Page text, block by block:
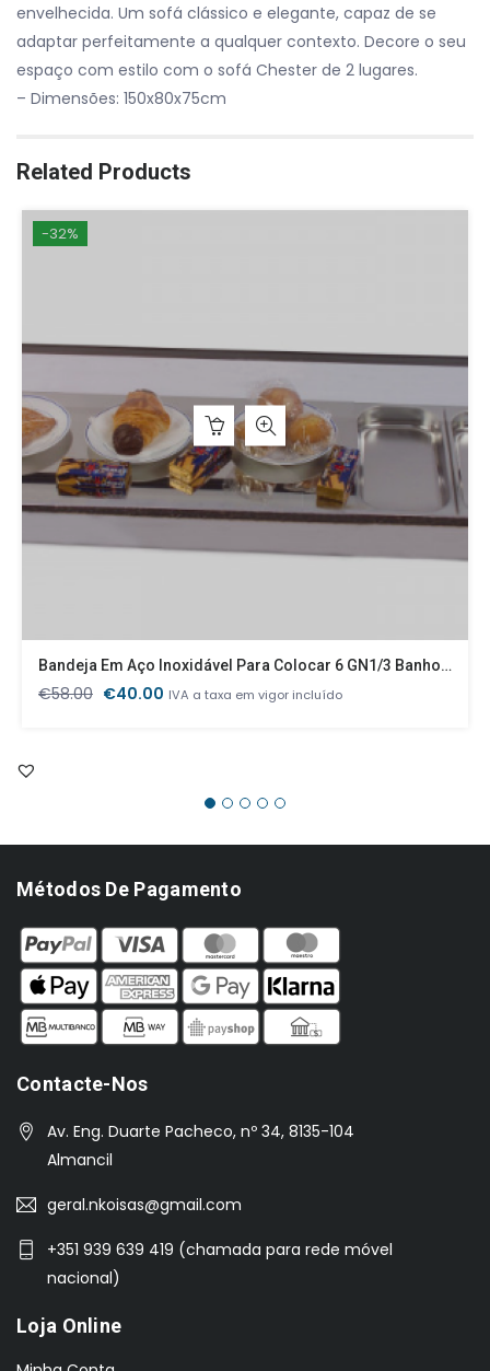
envelhecida. Um sofá clássico e elegante, capaz de se
adaptar perfeitamente a qualquer contexto. Decore o seu
espaço com estilo com o sofá Chester de 2 lugares.
– Dimensões: 150x80x75cm
Related Products
-32%
Bandeja Em Aço Inoxidável Para Colocar 6 GN1/3 Banho Maria
€58.00 O
€40.00 O
IVA a taxa em vigor incluído
Métodos De Pagamento
Contacte-Nos
Av. Eng. Duarte Pacheco, nº 34, 8135-104
Almancil
geral.nkoisas@gmail.com
+351 939 639 419 (chamada para rede móvel
nacional)
Loja Online